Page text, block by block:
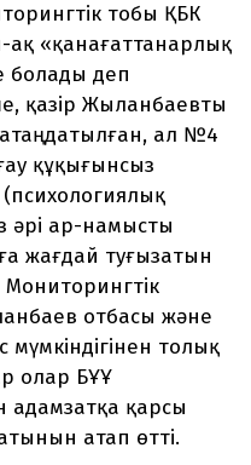
тобы ҚБК
ақ «қанағаттанарлық
болады деп
қазір Жыланбаевты
ал №4
құқығынсыз
әрі ар-намысты
жағдай туғызатын
Мониторингтік
отбасы және
толық
олар БҰҰ
адамзатқа қарсы
атап өтті.